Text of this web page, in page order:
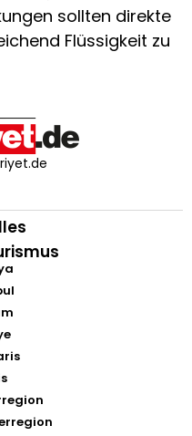
sollten direkte
Flüssigkeit zu